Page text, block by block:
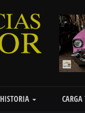
HISTORIA CARGA